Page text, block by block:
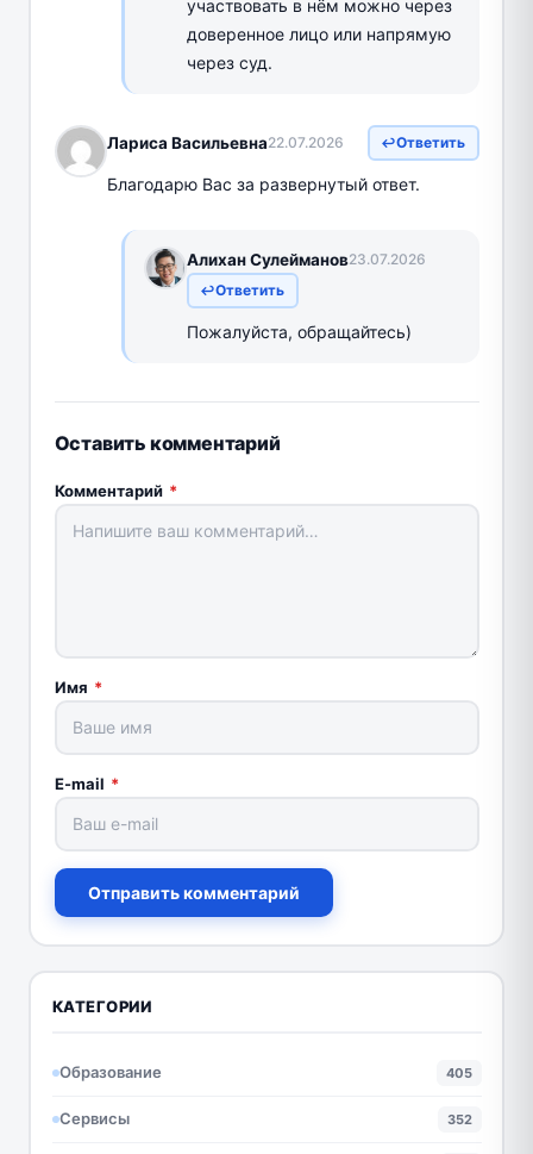
участвовать в нём можно через
доверенное лицо или напрямую
через суд.
Лариса Васильевна22.07.2026 Ответить
Благодарю Вас за развернутый ответ.
Алихан Сулейманов23.07.2026
Ответить
Пожалуйста, обращайтесь)
Оставить комментарий
Комментарий *
Имя *
E-mail *
Отправить комментарий
КАТЕГОРИИ
Образование 405
Сервисы 352